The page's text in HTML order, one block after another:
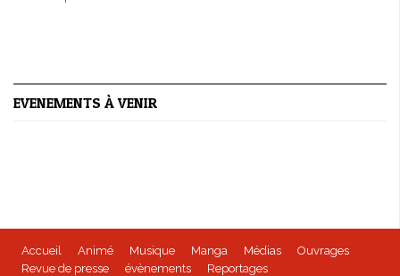
EVENEMENTS À VENIR
Accueil Animé Musique Manga Médias
Ouvrages
Revue de presse
évènements Reportages